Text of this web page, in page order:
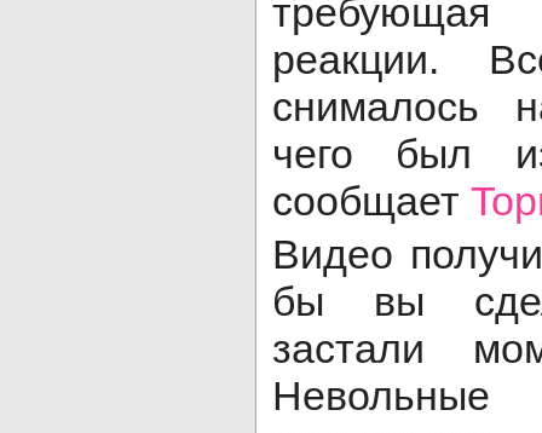
реакции.
снималось
чего был
сообщает
Видео
бы вы
застали